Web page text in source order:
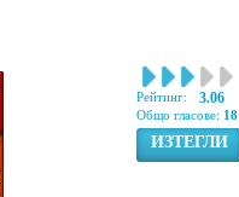
Рейтинг: 3.06
Общо гласове: 18
ИЗТЕГЛИ